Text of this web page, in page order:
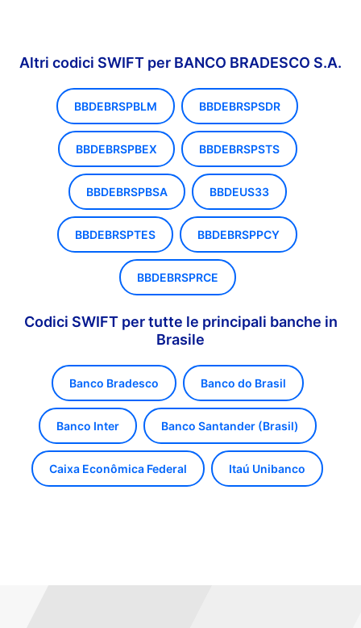
Altri codici SWIFT per BANCO BRADESCO S.A.
BBDEBRSPBLM BBDEBRSPSDR
BBDEBRSPBEX BBDEBRSPSTS
BBDEBRSPBSA BBDEUS33
BBDEBRSPTES BBDEBRSPPCY
BBDEBRSPRCE
Codici SWIFT per tutte le principali banche in
Brasile
Banco Bradesco Banco do Brasil
Banco Inter Banco Santander (Brasil)
Caixa Econômica Federal Itaú Unibanco